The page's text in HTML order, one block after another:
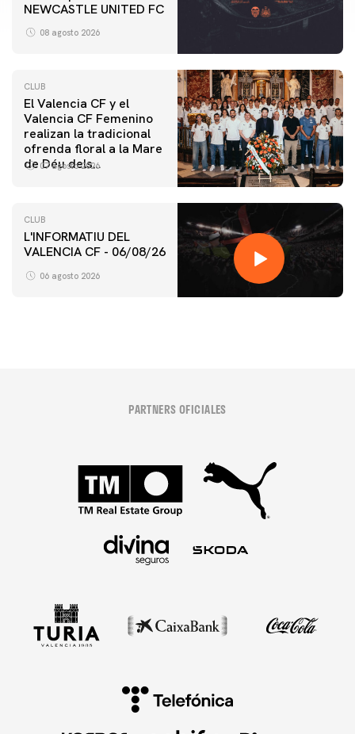
NEWCASTLE UNITED FC
08 agosto 2026
CLUB
El Valencia CF y el
Valencia CF Femenino
realizan la tradicional
ofrenda floral a la Mare
de Déu dels
07 agosto 2026
CLUB
L'INFORMATIU DEL
VALENCIA CF - 06/08/26
06 agosto 2026
PARTNERS OFICIALES